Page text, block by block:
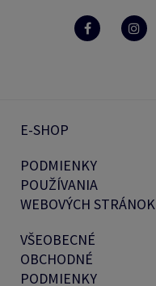
E-SHOP
PODMIENKY
POUŽÍVANIA
WEBOVÝCH STRÁNOK
VŠEOBECNÉ
OBCHODNÉ
PODMIENKY